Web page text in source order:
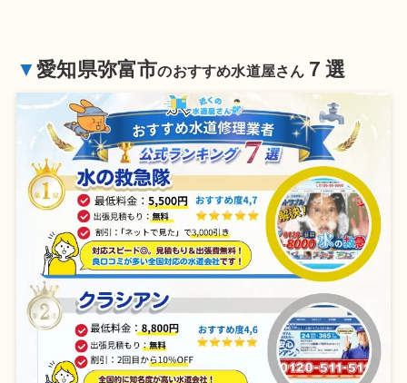
▼愛知県弥富市のおすすめ水道屋さん ７選